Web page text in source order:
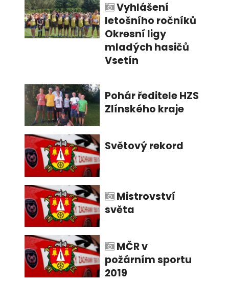
Vyhlášení
letošního ročníků
Okresní ligy
mladých hasičů
Vsetín
Pohár ředitele HZS
Zlínského kraje
Světový rekord
Mistrovství
světa
MČR v
požárním sportu
2019